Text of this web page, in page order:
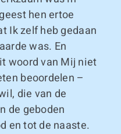
hen ertoe
Ik zelf heb gedaan
was. En
woord van Mij niet
beoordelen –
die van de
de geboden
en tot de naaste.